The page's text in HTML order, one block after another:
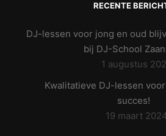
RECENTE
DJ-lessen voor jong en oud
bij DJ-School
1 augustus
Kwalitatieve DJ-lessen
succes!
19 maart